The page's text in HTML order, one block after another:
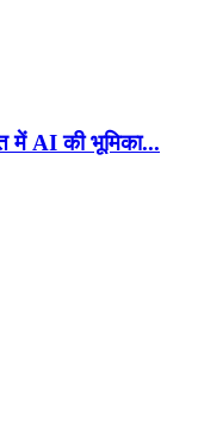
में AI की भूमिका...